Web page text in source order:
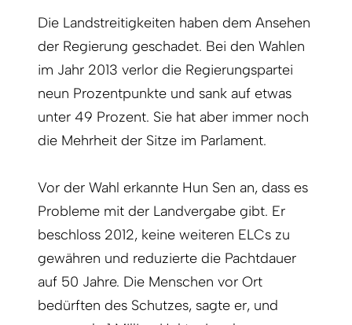
Die Landstreitigkeiten haben dem Ansehen
der Regierung geschadet. Bei den Wahlen
im Jahr 2013 verlor die Regierungspartei
neun Prozentpunkte und sank auf etwas
unter 49 Prozent. Sie hat aber immer noch
die Mehrheit der Sitze im Parlament.
Vor der Wahl erkannte Hun Sen an, dass es
Probleme mit der Landvergabe gibt. Er
beschloss 2012, keine weiteren ELCs zu
gewähren und reduzierte die Pachtdauer
auf 50 Jahre. Die Menschen vor Ort
bedürften des Schutzes, sagte er, und